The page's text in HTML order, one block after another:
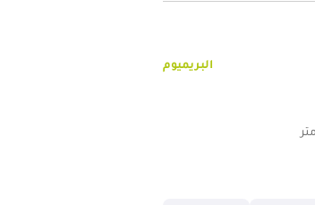
البريميوم